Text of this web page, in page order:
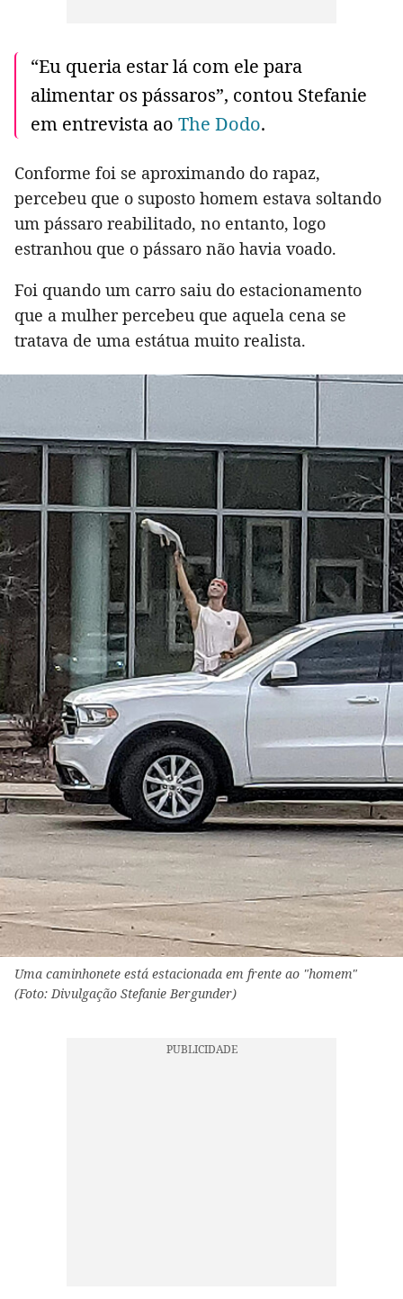
“Eu queria estar lá com ele para
alimentar os pássaros”, contou Stefanie
em entrevista ao The Dodo.
Conforme foi se aproximando do rapaz,
percebeu que o suposto homem estava soltando
um pássaro reabilitado, no entanto, logo
estranhou que o pássaro não havia voado.
Foi quando um carro saiu do estacionamento
que a mulher percebeu que aquela cena se
tratava de uma estátua muito realista.
Uma caminhonete está estacionada em frente ao "homem"
(Foto: Divulgação Stefanie Bergunder)